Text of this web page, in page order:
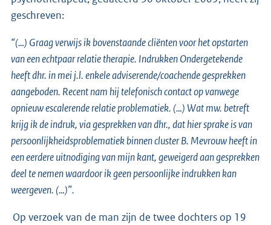
geschreven:
“(…) Graag verwijs ik bovenstaande cliënten voor het opstarten
van een echtpaar relatie therapie. Indrukken Ondergetekende
heeft dhr. in mei j.l. enkele adviserende/coachende gesprekken
aangeboden. Recent nam hij telefonisch contact op vanwege
opnieuw escalerende relatie problematiek. (…) Wat mw. betreft
krijg ik de indruk, via gesprekken van dhr., dat hier sprake is van
persoonlijkheidsproblematiek binnen cluster B. Mevrouw heeft in
een eerdere uitnodiging van mijn kant, geweigerd aan gesprekken
deel te nemen waardoor ik geen persoonlijke indrukken kan
weergeven. (…)”.
Op verzoek van de man zijn de twee dochters op 19